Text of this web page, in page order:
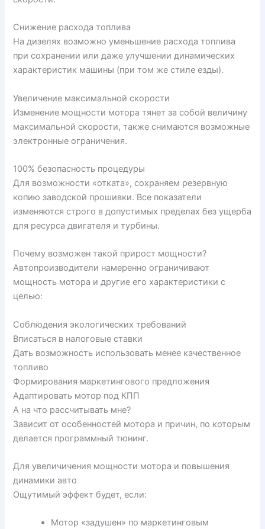
Снижение расхода топлива
На дизелях возможно уменьшение расхода топлива
при сохранении или даже улучшении динамических
характеристик машины (при том же стиле езды).
Увеличение максимальной скорости
Изменение мощности мотора тянет за собой величину
максимальной скорости, также снимаются возможные
электронные ограничения.
100% безопасность процедуры
Для возможности «отката», сохраняем резервную
копию заводской прошивки. Все показатели
изменяются строго в допустимых пределах без ущерба
для ресурса двигателя и турбины.
Почему возможен такой прирост мощности?
Автопроизводители намеренно ограничивают
мощность мотора и другие его характеристики с
целью:
Соблюдения экологических требований
Вписаться в налоговые ставки
Дать возможность использовать менее качественное
топливо
Формирования маркетингового предложения
Адаптировать мотор под КПП
А на что рассчитывать мне?
Зависит от особенностей мотора и причин, по которым
делается программный тюнинг.
Для увеличичения мощности мотора и повышения
динамики авто
Ощутимый эффект будет, если:
Мотор «задушен» по маркетинговым